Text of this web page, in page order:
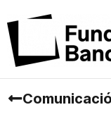
Comunicació